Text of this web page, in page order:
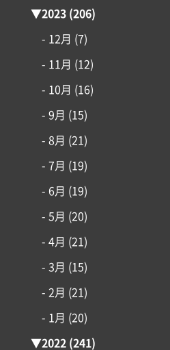
▼2023(206)
- 12月 (7)
- 11月 (12)
- 10月 (16)
- 9月 (15)
- 8月 (21)
- 7月 (19)
- 6月 (19)
- 5月 (20)
- 4月 (21)
- 3月 (15)
- 2月 (21)
- 1月 (20)
▼2022 (241)